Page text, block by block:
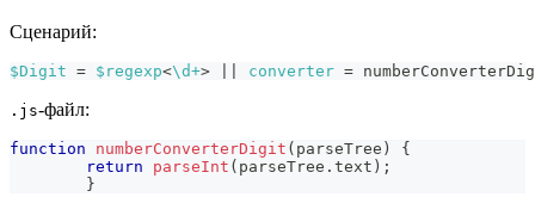
Сценарий:
$Digit = $regexp<\d+> converter =
.js-файл:
function numberConverterDigit ( parseTree )
{
return
parseInt ( parseTree . text ) ;
}